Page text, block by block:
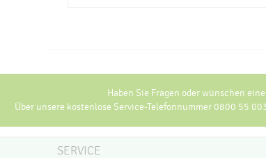
Haben Sie Fragen oder wünschen
Über unsere kostenlose Service-Telefonnummer 0800 55
SERVICE